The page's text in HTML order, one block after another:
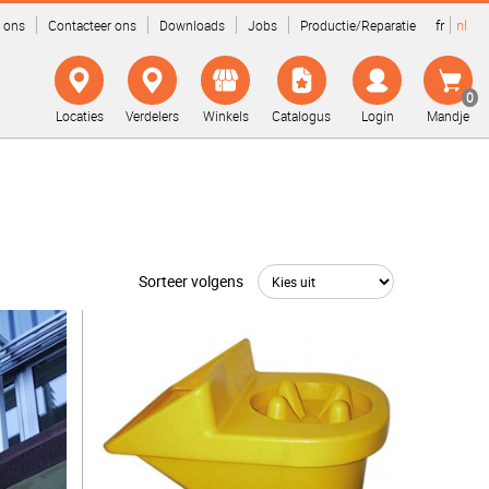
ons Contacteer ons Downloads Jobs Productie/Reparatie fr nl
0
Mandje
Login
Catalogus
Winkels
Verdelers
Locaties
Sorteer volgens